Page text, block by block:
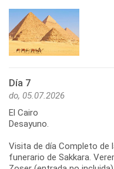
Día 7
do, 05.07.2026
El Cairo
Desayuno.
Visita de día Completo de
funerario de Sakkara.